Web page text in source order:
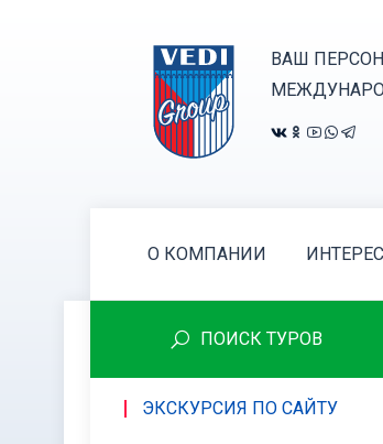
ВАШ
О КОМПАНИИ
ПОИСК ТУРОВ
ЭКСКУРСИЯ ПО САЙТУ